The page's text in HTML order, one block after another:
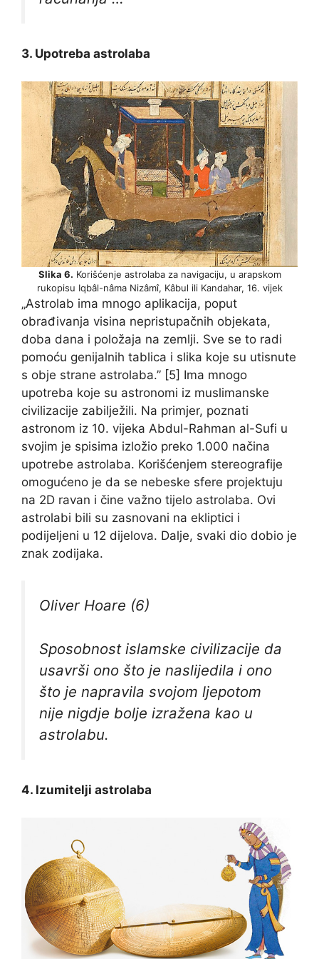
3. Upotreba astrolaba
Slika 6. Korišćenje astrolaba za navigaciju, u arapskom
rukopisu Iqbâl-nâma Nizâmî, Kâbul ili Kandahar, 16. vijek
„Astrolab ima mnogo aplikacija, poput
obrađivanja visina nepristupačnih objekata,
doba dana i položaja na zemlji. Sve se to radi
pomoću genijalnih tablica i slika koje su utisnute
s obje strane astrolaba.” [5] Ima mnogo
upotreba koje su astronomi iz muslimanske
civilizacije zabilježili. Na primjer, poznati
astronom iz 10. vijeka Abdul-Rahman al-Sufi u
svojim je spisima izložio preko 1.000 načina
upotrebe astrolaba. Korišćenjem stereografije
omogućeno je da se nebeske sfere projektuju
na 2D ravan i čine važno tijelo astrolaba. Ovi
astrolabi bili su zasnovani na ekliptici i
podijeljeni u 12 dijelova. Dalje, svaki dio dobio je
znak zodijaka.
Oliver Hoare (6)
Sposobnost islamske civilizacije da
usavrši ono što je naslijedila i ono
što je napravila svojom ljepotom
nije nigdje bolje izražena kao u
astrolabu.
4. Izumitelji astrolaba